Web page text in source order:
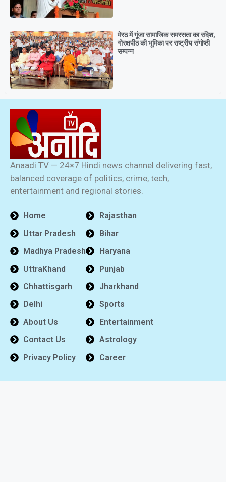
मेरठ में गूंजा सामाजिक समरसता का संदेश,
गोरक्षपीठ की भूमिका पर राष्ट्रीय संगोष्ठी
सम्पन्न
Anaadi TV — 24×7 Hindi news channel delivering fast,
balanced coverage of politics, crime, tech,
entertainment and regional stories.
Home
Uttar Pradesh
Madhya Pradesh
UttraKhand
Chhattisgarh
Delhi
About Us
Contact Us
Privacy Policy
Rajasthan
Bihar
Haryana
Punjab
Jharkhand
Sports
Entertainment
Astrology
Career